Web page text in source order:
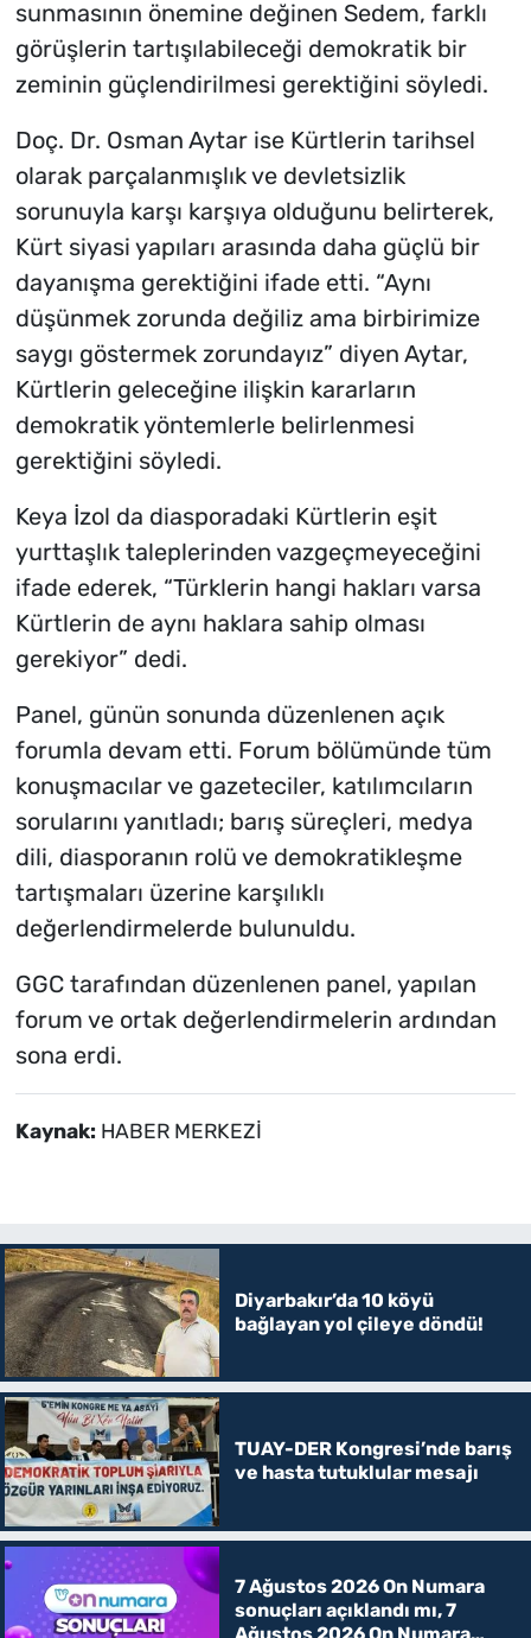
sunmasının önemine değinen Sedem, farklı
görüşlerin tartışılabileceği demokratik bir
zeminin güçlendirilmesi gerektiğini söyledi.
Doç. Dr. Osman Aytar ise Kürtlerin tarihsel
olarak parçalanmışlık ve devletsizlik
sorunuyla karşı karşıya olduğunu belirterek,
Kürt siyasi yapıları arasında daha güçlü bir
dayanışma gerektiğini ifade etti. “Aynı
düşünmek zorunda değiliz ama birbirimize
saygı göstermek zorundayız” diyen Aytar,
Kürtlerin geleceğine ilişkin kararların
demokratik yöntemlerle belirlenmesi
gerektiğini söyledi.
Keya İzol da diasporadaki Kürtlerin eşit
yurttaşlık taleplerinden vazgeçmeyeceğini
ifade ederek, “Türklerin hangi hakları varsa
Kürtlerin de aynı haklara sahip olması
gerekiyor” dedi.
Panel, günün sonunda düzenlenen açık
forumla devam etti. Forum bölümünde tüm
konuşmacılar ve gazeteciler, katılımcıların
sorularını yanıtladı; barış süreçleri, medya
dili, diasporanın rolü ve demokratikleşme
tartışmaları üzerine karşılıklı
değerlendirmelerde bulunuldu.
GGC tarafından düzenlenen panel, yapılan
forum ve ortak değerlendirmelerin ardından
sona erdi.
Kaynak: HABER MERKEZİ
Diyarbakır’da 10 köyü
bağlayan yol çileye döndü!
TUAY-DER Kongresi’nde barış
ve hasta tutuklular mesajı
7 Ağustos 2026 On Numara
sonuçları açıklandı mı, 7